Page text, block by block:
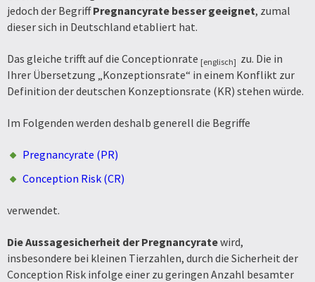
jedoch der BegriffPregnancyrate besser geeignet, zumal
dieser sich in Deutschland etabliert hat.
Das gleiche trifft auf die Conceptionrate [englisch] zu. Die in
Ihrer Übersetzung „Konzeptionsrate“ in einem Konflikt zur
Definition der deutschen Konzeptionsrate (KR) stehen würde.
Im Folgenden werden deshalb generell die Begriffe
Pregnancyrate (PR)
Conception Risk (CR)
verwendet.
Die Aussagesicherheit der Pregnancyratewird,
insbesondere bei kleinen Tierzahlen, durch die Sicherheit der
Conception Risk infolge einer zu geringen Anzahl besamter